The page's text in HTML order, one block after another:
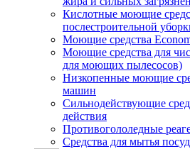
Кислотные моющие
послестроительной
Моющие средства
Моющие средства для
для моющих пылесосов)
Низкопенные моющие
машин
Сильнодействующие
действия
Противогололедные
Средства для мытья